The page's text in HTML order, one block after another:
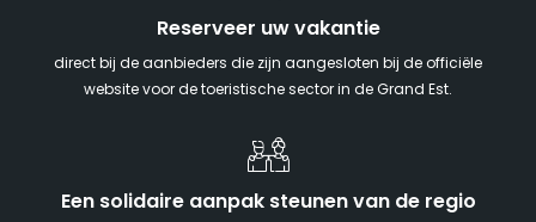
Reserveer uw vakantie
direct bij de aanbieders die zijn aangesloten bij de officiële
website voor de toeristische sector in de Grand Est.
Een solidaire aanpak steunen van de regio